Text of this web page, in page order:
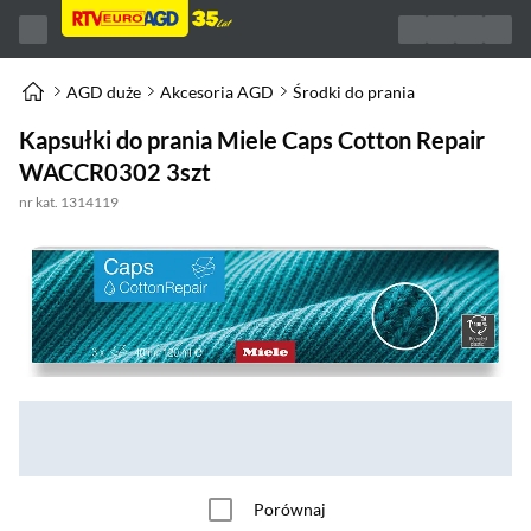
AGD duże Akcesoria AGD Środki do prania
Kapsułki do prania Miele Caps Cotton Repair
WACCR0302 3szt
nr kat. 1314119
Porównaj